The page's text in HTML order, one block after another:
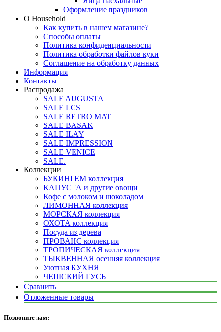
Оформление праздников
О Household
Как купить в нашем магазине?
Способы оплаты
Политика конфиденциальности
Политика обработки файлов куки
Соглашение на обработку данных
Информация
Контакты
Распродажа
SALE AUGUSTA
SALE LCS
SALE RETRO MAT
SALE BASAK
SALE ILAY
SALE IMPRESSION
SALE VENICE
SALE.
Коллекции
БУКИНГЕМ коллекция
КАПУСТА и другие овощи
Кофе с молоком и шоколадом
ЛИМОННАЯ коллекция
МОРСКАЯ коллекция
ОХОТА коллекция
Посуда из дерева
ПРОВАНС коллекция
ТРОПИЧЕСКАЯ коллекция
ТЫКВЕННАЯ осенняя коллекция
Уютная КУХНЯ
ЧЕШСКИЙ ГУСЬ
Сравнить
Отложенные товары
Позвоните нам: